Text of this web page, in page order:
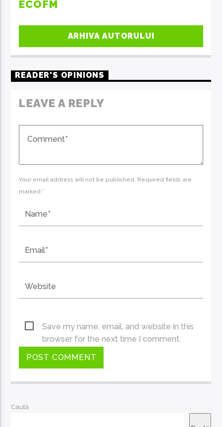
ECOFM
ARHIVA AUTORULUI
READER'S OPINIONS
LEAVE A REPLY
Your email address will not be published. Required fields are
marked *
Save my name, email, and website in this
browser for the next time I comment.
Caută